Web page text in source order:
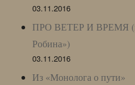
03.11.2016
ПРО ВЕТЕР И ВРЕМЯ
Робина»)
03.11.2016
Из «Монолога о пути»